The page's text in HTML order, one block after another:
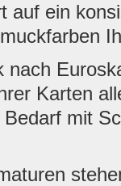
auf ein
nach
Karten
mit